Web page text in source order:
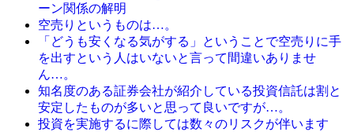
ーン関係の解明
空売りというものは…。
「どうも安くなる気がする」ということで空売りに手
を出すという人はいないと言って間違いありませ
ん…。
知名度のある証券会社が紹介している投資信託は割と
安定したものが多いと思って良いですが…。
投資を実施するに際しては数々のリスクが伴います